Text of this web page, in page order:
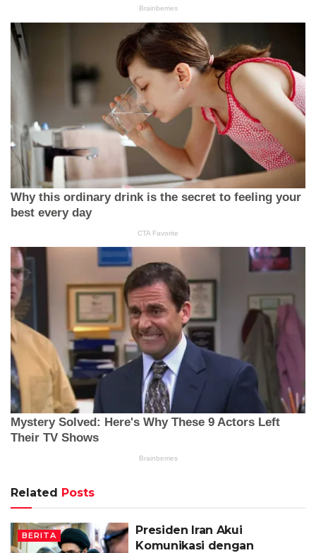
Related Posts
BERITA
Presiden Iran Akui
Komunikasi dengan